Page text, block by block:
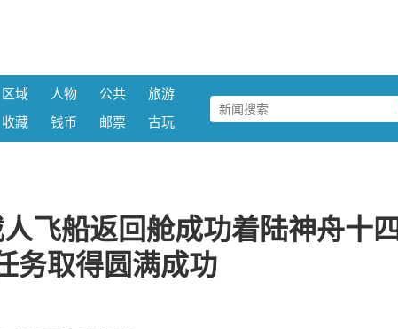
区域 人物 公共
旅游
收藏 钱币 邮票 古玩
飞船返回舱成功着陆神舟十四
务取得圆满成功